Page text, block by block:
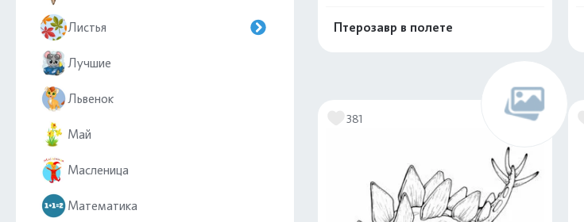
Листья
Лучшие
Львенок
Май
Масленица
Математика
Птерозавр в полете
381